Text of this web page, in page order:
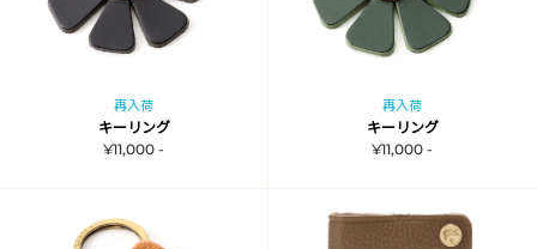
再入荷
キーリング
¥11,000 -
再入荷
キーリング
¥11,000 -